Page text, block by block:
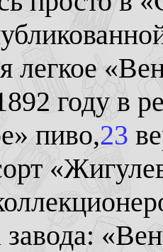
легкое
году в
пиво,23
завода: